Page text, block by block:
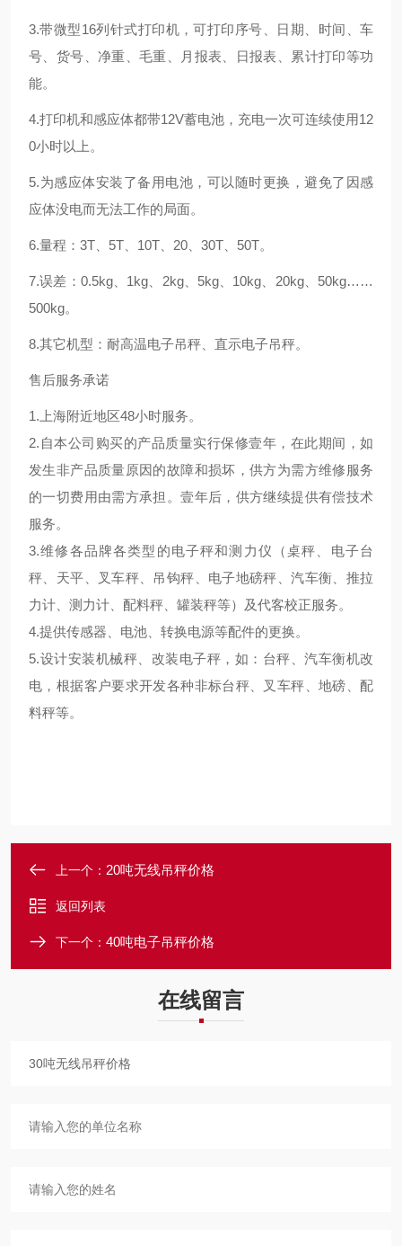
3.带微型16列针式打印机，可打印序号、日期、时间、车
号、货号、净重、毛重、月报表、日报表、累计打印等功
能。
4.打印机和感应体都带12V蓄电池，充电一次可连续使用12
0小时以上。
5.为感应体安装了备用电池，可以随时更换，避免了因感
应体没电而无法工作的局面。
6.量程：3T、5T、10T、20、30T、50T。
7.误差：0.5kg、1kg、2kg、5kg、10kg、20kg、50kg……
500kg。
8.其它机型：耐高温电子吊秤、直示电子吊秤。
售后服务承诺
1.上海附近地区48小时服务。
2.自本公司购买的产品质量实行保修壹年，在此期间，如
发生非产品质量原因的故障和损坏，供方为需方维修服务
的一切费用由需方承担。壹年后，供方继续提供有偿技术
服务。
3.维修各品牌各类型的电子秤和测力仪（桌秤、电子台
秤、天平、叉车秤、吊钩秤、电子地磅秤、汽车衡、推拉
力计、测力计、配料秤、罐装秤等）及代客校正服务。
4.提供传感器、电池、转换电源等配件的更换。
5.设计安装机械秤、改装电子秤，如：台秤、汽车衡机改
电，根据客户要求开发各种非标台秤、叉车秤、地磅、配
料秤等。
上一个： 20吨无线吊秤价格
返回列表
下一个： 40吨电子吊秤价格
在线留言